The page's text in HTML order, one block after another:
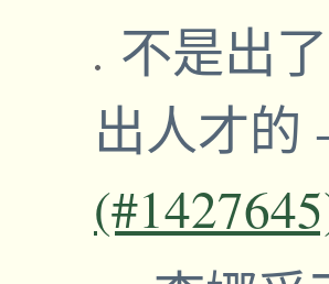
不是出
出人才的 -